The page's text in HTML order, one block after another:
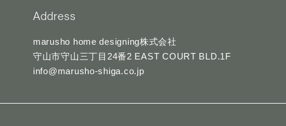
Address
marusho home designing株式会社
守山市守山三丁目24番2 EAST COURT BLD.1F
info@marusho-shiga.co.jp